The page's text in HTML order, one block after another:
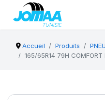
Accueil Produits PNEU
165/65R14 79H COMFORT